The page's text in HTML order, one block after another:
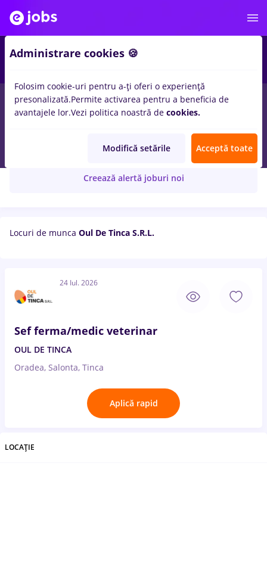
Oul De Tinca S.R.L.
Creează alertă joburi noi
Locuri de munca Oul De Tinca S.R.L.
24 Iul. 2026
Sef ferma/medic veterinar
OUL DE TINCA
Oradea, Salonta, Tinca
Aplică rapid
LOCAȚIE
Administrare cookies 🍪
Folosim cookie-uri pentru a-ți oferi o experiență
presonalizată.Permite activarea pentru a beneficia de
avantajele lor.Vezi politica noastră de cookies.
Modifică setările Acceptă toate